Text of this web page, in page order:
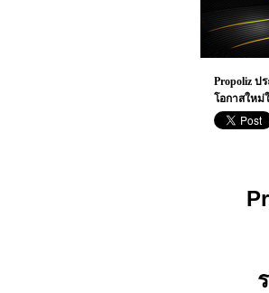
Propoliz ป
โอกาสใหม่